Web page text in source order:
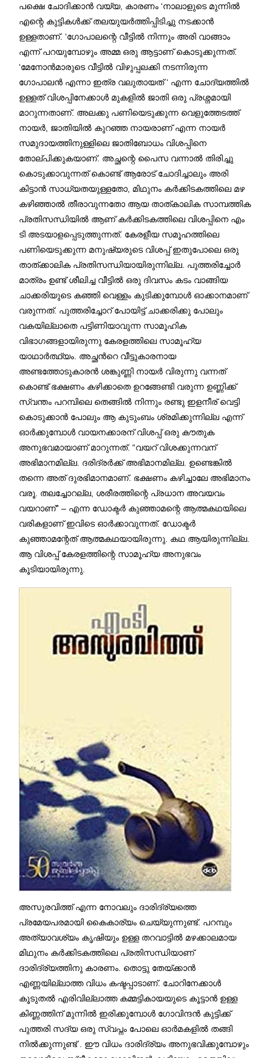
പക്ഷെ ചോദിക്കാൻ വയ്യ, കാരണം ‘നാലാളുടെ മുന്നിൽ
എന്റെ കുട്ടികൾക്ക് തലയുയർത്തിപ്പിടിച്ചു നടക്കാൻ
ഉള്ളതാണ്. ‘ഗോപാലന്റെ വീട്ടിൽ നിന്നും അരി വാങ്ങാം
എന്ന് പറയുമ്പോഴും അമ്മ ഒരു ആട്ടാണ് കൊടുക്കുന്നത്.
‘മേനോന്‍മാരുടെ വീട്ടിൽ വിഴുപ്പലക്കി നടന്നിരുന്ന
ഗോപാലൻ എന്നാ ഇത്ര വലുതായത് ‘ എന്ന ചോദ്യത്തിൽ
ഉള്ളത് വിശപ്പിനേക്കാൾ മുകളിൽ ജാതി ഒരു പ്രശ്നമായി
മാറുന്നതാണ്. അലക്കു പണിയെടുക്കുന്ന വെളുത്തേടത്ത്
നായർ, ജാതിയിൽ കുറഞ്ഞ നായരാണ് എന്ന നായർ
സമുദായത്തിനുള്ളിലെ ജാതിബോധം വിശപ്പിനെ
തോല്പിക്കുകയാണ്. അച്ഛന്റെ പൈസ വന്നാൽ തിരിച്ചു
കൊടുക്കാവുന്നത് കൊണ്ട് ആരോട് ചോദിച്ചാലും അരി
കിട്ടാന്‍ സാധ്യതയുള്ളതോ, മിഥുനം കർക്കിടകത്തിലെ മഴ
കഴിഞ്ഞാൽ തീരാവുന്നതോ ആയ താത്കാലിക സാമ്പത്തിക
പ്രതിസന്ധിയിൽ ആണ് കർക്കിടകത്തിലെ വിശപ്പിനെ എം
ടി അടയാളപ്പെടുത്തുന്നത്. കേരളീയ സമൂഹത്തിലെ
പണിയെടുക്കുന്ന മനുഷ്യരുടെ വിശപ്പ് ഇതുപോലെ ഒരു
താത്ക്കാലിക പ്രതിസന്ധിയായിരുന്നില്ല. പുത്തരിച്ചോർ
മാത്രം ഉണ്ട് ശീലിച്ച വീട്ടിൽ ഒരു ദിവസം കടം വാങ്ങിയ
ചാക്കരിയുടെ കഞ്ഞി വെള്ളം കുടിക്കുമ്പോൾ ഓക്കാനമാണ്‌
വരുന്നത്. പുത്തരിച്ചോറ് പോയിട്ട് ചാക്കരിക്കു പോലും
വകയില്ലാതെ പട്ടിണിയാവുന്ന സാമൂഹിക
വിഭാഗങ്ങളായിരുന്നു കേരളത്തിലെ സാമൂഹ്യ
യാഥാർത്ഥ്യം. അച്ഛന്‍റെ വീട്ടുകാരനായ
അണ്ടത്തോടുകാരൻ ശങ്കുണ്ണി നായർ വിരുന്നു വന്നത്
കൊണ്ട് ഭക്ഷണം കഴിക്കാതെ ഉറങ്ങേണ്ടി വരുന്ന ഉണ്ണിക്ക്
സ്വന്തം പറമ്പിലെ തെങ്ങിൽ നിന്നും രണ്ടു ഇളനീര് വെട്ടി
കൊടുക്കാന്‍ പോലും ആ കുടുംബം ശ്രമിക്കുന്നില്ല എന്ന്
ഓര്‍ക്കുമ്പോള്‍ വായനക്കാരന് വിശപ്പ് ഒരു കൗതുക
അനുഭവമായാണ് മാറുന്നത്. “വയറ് വിശക്കുന്നവന്‌
അഭിമാനമില്ല. ദരിദ്രര്‍ക്ക് അഭിമാനമില്ല. ഉണ്ടെങ്കില്‍
തന്നെ അത് ദുരഭിമാനമാണ്‌. ഭക്ഷണം കഴിച്ചാലേ അഭിമാനം
വരൂ. തലച്ചോറല്ല, ശരീരത്തിന്റെ പ്രധാന അവയവം
വയറാണ്‌” – എന്ന ഡോക്ടർ കുഞ്ഞാമന്റെ ആത്മകഥയിലെ
വരികളാണ് ഇവിടെ ഓര്‍ക്കാവുന്നത്. ഡോക്ടർ
കുഞ്ഞാമന്റേത് ആത്മകഥയായിരുന്നു. കഥ ആയിരുന്നില്ല.
ആ വിശപ്പ് കേരളത്തിന്റെ സാമൂഹ്യ അനുഭവം
കൂടിയായിരുന്നു.
അസുരവിത്ത് എന്ന നോവലും ദാരിദ്ര്യത്തെ
പ്രമേയപരമായി കൈകാര്യം ചെയ്യുന്നുണ്ട്. പറമ്പും
അത്യാവശ്യം കൃഷിയും ഉള്ള തറവാട്ടിൽ മഴക്കാലമായ
മിഥുനം കർക്കിടകത്തിലെ പ്രതിസന്ധിയാണ്
ദാരിദ്ര്യത്തിനു കാരണം. തൊട്ടു തേയ്ക്കാൻ
എണ്ണയില്ലാത്ത വിധം കഷ്ടപ്പാടാണ്. ചോറിനേക്കാൾ
കൂടുതൽ എരിവില്ലാത്ത കമ്മട്ടികായയുടെ കൂട്ടാൻ ഉള്ള
കിണ്ണത്തിന് മുന്നിൽ ഇരിക്കുമ്പോൾ ഗോവിന്ദൻ കുട്ടിക്ക്
പുത്തരി സദ്യ ഒരു സ്വപ്നം പോലെ ഓർമകളിൽ തങ്ങി
നിൽക്കുന്നുണ്ട് . ഈ വിധം ദാരിദ്ര്യം അനുഭവിക്കുമ്പോഴും